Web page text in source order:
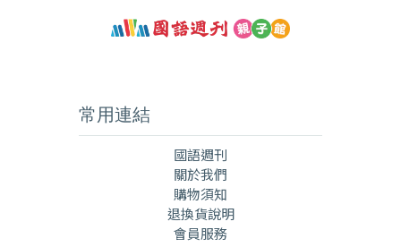
常用連結
國語週刊
關於我們
購物須知
退換貨說明
會員服務